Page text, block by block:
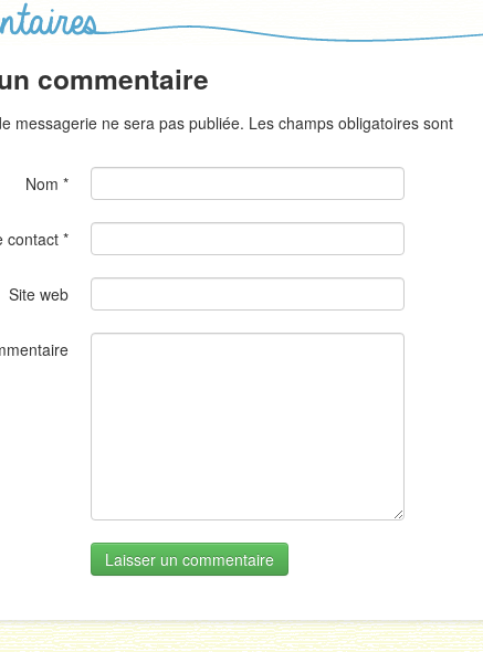
commentaire
messagerie ne sera pas publiée. Les champs obligatoires sont
Nom *
contact *
Site web